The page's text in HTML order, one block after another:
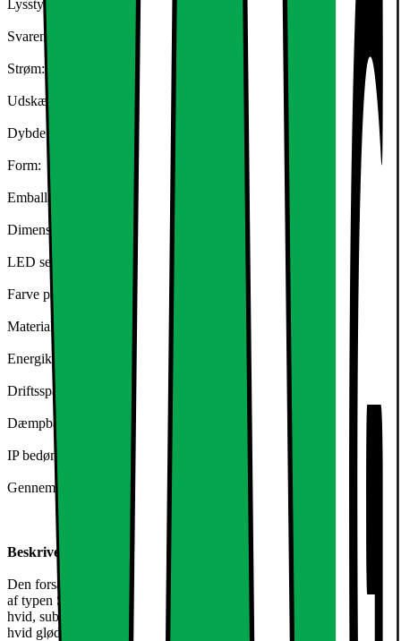
Lysstyrke: 143Lm (kold hvid)
Svarende til Halogen: 25W
Strøm: 3W
Udskæring: 70 mm
Dybde: 15 mm
Form:
Emballage enhed (BxHxL): cm 14x3x10
Dimensioner på lampen (ØxHöhe) ca: 85x15 mm
LED seværdighed: SMD 2835
Farve på montering: hvid
Materiale: Aluminium
Energiklasse: A
Driftsspænding: 220-240 volt AC
Dæmpbar: nej
IP bedømmelse: IP44
Gennemsnitlig levetid: op til 10.000 timer
Beskrivelse:
Den forsænkede lys LED med 3W er en ultra-tynd loftsplade lamper
af typen SMD 2835. Den eksisterende aluminium Armaturet har en
hvid, subtil montering. Perfekt til en stilfuld accent dit hjem ved kold
hvid glødende lyse pletter.